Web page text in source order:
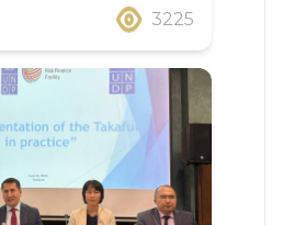
3225